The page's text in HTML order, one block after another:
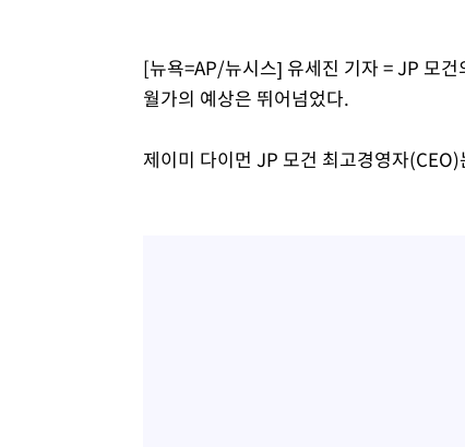
[뉴욕=AP/뉴시스] 유세진 기자 = JP 모
월가의 예상은 뛰어넘었다.
제이미 다이먼 JP 모건 최고경영자